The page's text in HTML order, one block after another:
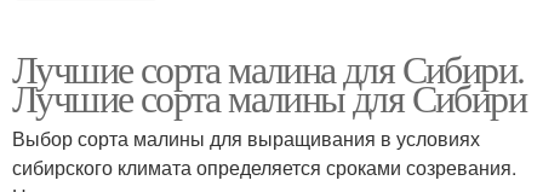
Лучшие сорта малина для Сибири.
Лучшие сорта малины для Сибири
Выбор сорта малины для выращивания в условиях
сибирского климата определяется сроками созревания.